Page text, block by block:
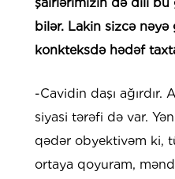
bilər. Lakin sizcə
konkteksdə hədəf
-Cavidin daşı
siyasi tərəfi də var.
qədər obyektivəm ki,
ortaya qoyuram,